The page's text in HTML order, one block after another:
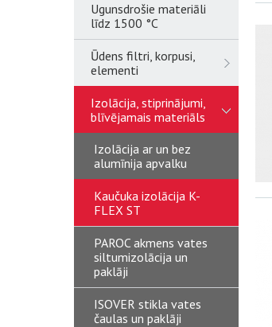
Ugunsdrošie materiāli
līdz 1500 °C
Ūdens filtri, korpusi,
elementi
Izolācija, stiprinājumi,
blīvējamais materiāls
Izolācija ar un bez
alumīnija apvalku
Kaučuka izolācija K-
FLEX ST
PAROC akmens vates
siltumizolācija un
paklāji
ISOVER stikla vates
čaulas un paklāji